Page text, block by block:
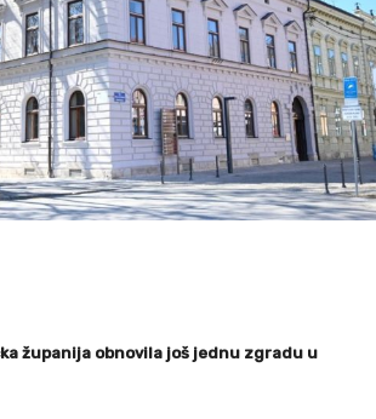
županija obnovila još jednu zgradu u